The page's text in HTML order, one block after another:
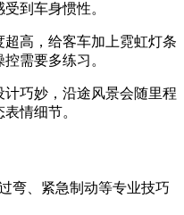
到车身惯性。
超高，给客车加上霓虹灯条
需要多练习。
计巧妙，沿途风景会随里程
情细节。
弯、紧急制动等专业技巧